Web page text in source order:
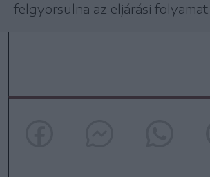
felgyorsulna az eljárási folyamat.